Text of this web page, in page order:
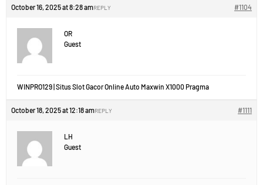
October 16, 2025 at 8:28 am #1104
REPLY
OR
Guest
WINPRO129 | Situs Slot Gacor Online Auto Maxwin X1000 Pragma
October 18, 2025 at 12:18 am #1111
REPLY
LH
Guest